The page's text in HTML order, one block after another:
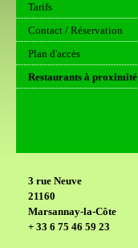
Tarifs
Contact / Réservation
Plan d'accès
Restaurants à proximité
3 rue Neuve
21160
Marsannay-la-Côte
+ 33 6 75 46 59 23